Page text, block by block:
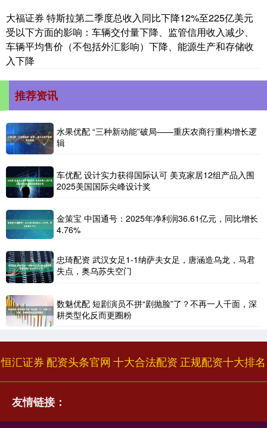
大福证券 特斯拉第二季度总收入同比下降12%至225亿美元
受以下方面的影响：车辆交付量下降、监管信用收入减少、
车辆平均售价（不包括外汇影响）下降、能源生产和存储收
入下降
推荐资讯
水果优配 “三种新动能”破局——重庆农商行重构增长逻
辑
车优配 设计实力获得国际认可 美克家居12组产品入围
2025美国国际尖峰设计奖
金策宝 中国通号：2025年净利润36.61亿元，同比增长
4.76%
忠琦配资 武汉女足1-1纳萨夫女足，唐涵造乌龙，马君
失点，奥乌苏失空门
数魅优配 短剧演员不拼“剧抛脸”了？不再一人千面，深
耕类型化反而更圈粉
恒汇证券配资头条官网 十大合法配资 正规配资十大排名
友情链接：